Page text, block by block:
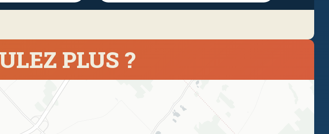
PLUS ?